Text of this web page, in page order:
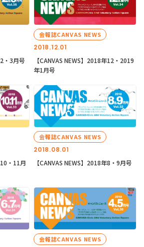
・3月号
2018.12.01
会報誌CANVAS NEWS
【CANVAS NEWS】2018年12・2019
年1月号
10・11月
2018.08.01
会報誌CANVAS NEWS
【CANVAS NEWS】2018年8・9月号
会報誌CANVAS NEWS